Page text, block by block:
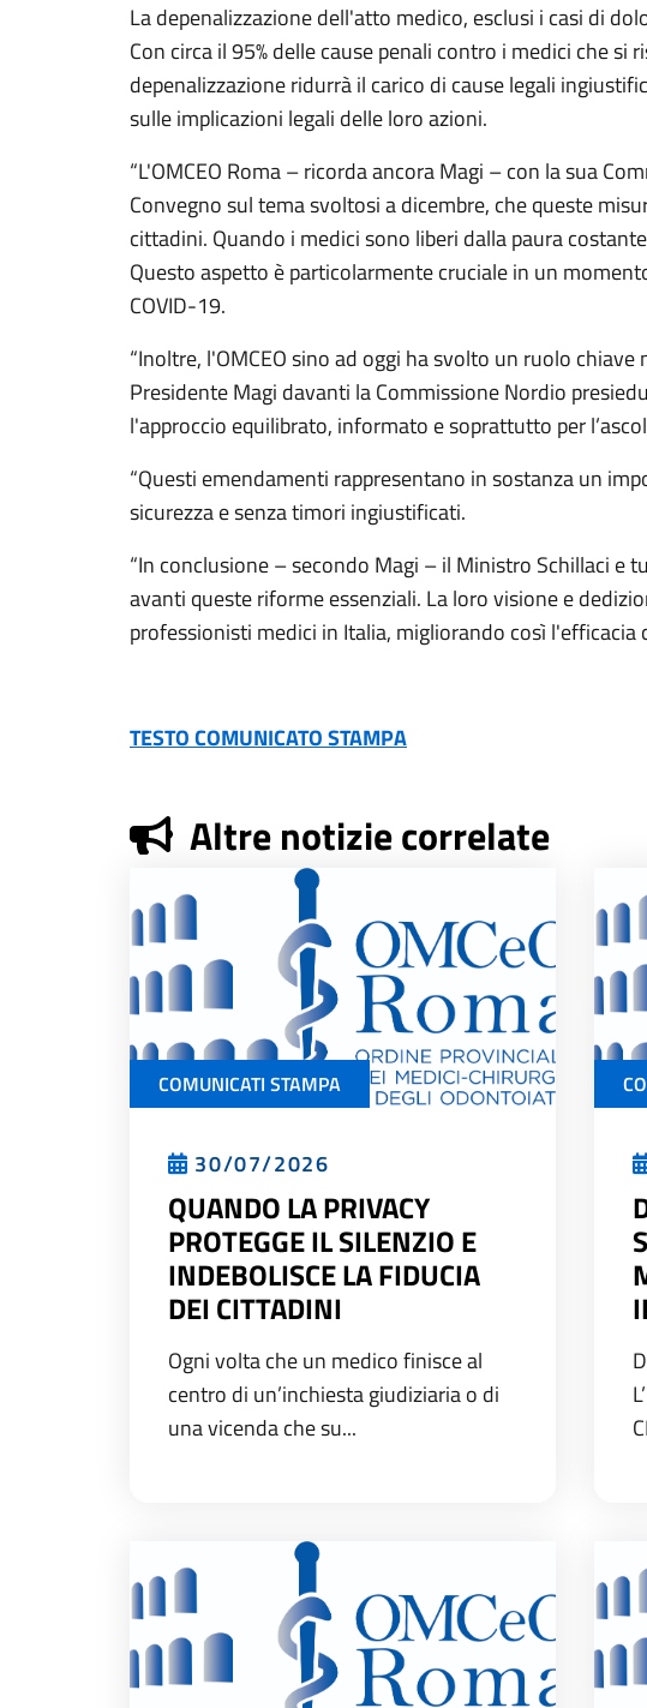
La depenalizzazione dell'atto medico, esclusi i casi di
Con circa il 95% delle cause penali contro i medici che
depenalizzazione ridurrà il carico di cause legali
sulle implicazioni legali delle loro azioni.
“L'OMCEO Roma – ricorda ancora Magi – con la sua
Convegno sul tema svoltosi a dicembre, che queste
cittadini. Quando i medici sono liberi dalla paura
Questo aspetto è particolarmente cruciale in un
COVID-19.
“Inoltre, l'OMCEO sino ad oggi ha svolto un ruolo
Presidente Magi davanti la Commissione Nordio
l'approccio equilibrato, informato e soprattutto per
“Questi emendamenti rappresentano in sostanza un
sicurezza e senza timori ingiustificati.
“In conclusione – secondo Magi – il Ministro Schillaci
avanti queste riforme essenziali. La loro visione e
professionisti medici in Italia, migliorando così l'efficacia
TESTO COMUNICATO STAMPA
Altre notizie correlate
COMUNICATI STAMPA
30/07/2026
QUANDO LA PRIVACY
PROTEGGE IL SILENZIO E
INDEBOLISCE LA FIDUCIA
DEI CITTADINI
Ogni volta che un medico finisce al
centro di un’inchiesta giudiziaria o di
una vicenda che su...